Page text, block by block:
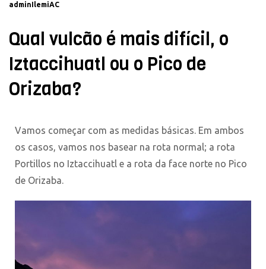
adminIlemiAC
Qual vulcão é mais difícil, o
Iztaccihuatl ou o Pico de
Orizaba?
Vamos começar com as medidas básicas. Em ambos
os casos, vamos nos basear na rota normal; a rota
Portillos no Iztaccihuatl e a rota da face norte no Pico
de Orizaba.